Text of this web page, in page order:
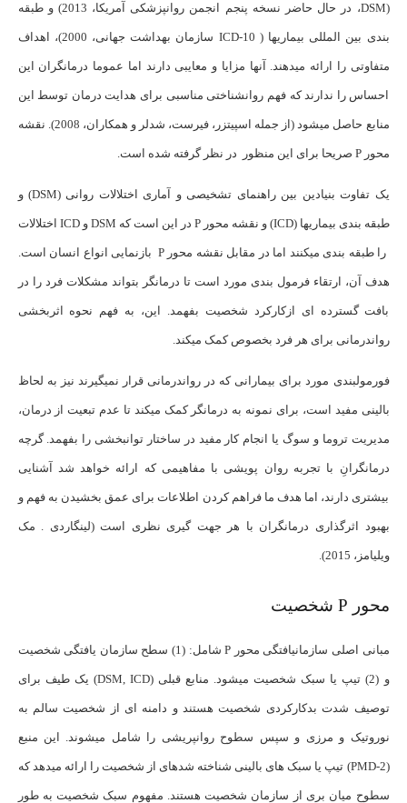
(DSM، در حال حاضر نسخه پنجم انجمن روانپزشکی آمریکا، 2013) و طبقه
بندی بین المللی بیماریها ( ICD-10 سازمان بهداشت جهانی، 2000)، اهداف
متفاوتی را ارائه می­دهند. آنها مزایا و معایبی دارند اما عموما درمانگران این
احساس را ندارند که فهم روانشناختی مناسبی برای هدایت درمان توسط این
منابع حاصل می­شود (از جمله اسپیتزر، فیرست، شدلر و همکاران، 2008). نقشه
محور P صریحا برای این منظور در نظر گرفته شده است.
یک تفاوت بنیادین بین راهنمای تشخیصی و آماری اختلالات روانی (DSM) و
طبقه بندی بیماریها (ICD) و نقشه محور P در این است که DSM و ICD اختلالات
را طبقه بندی می­کنند اما در مقابل نقشه محور P بازنمایی انواع انسان است.
هدف آن، ارتقاء فرمول بندی مورد است تا درمانگر بتواند مشکلات فرد را در
بافت گسترده ای ازکارکرد شخصیت بفهمد. این، به فهم نحوه اثربخشی
رواندرمانی برای هر فرد بخصوص کمک می­کند.
فورمولبندی مورد برای بیمارانی که در رواندرمانی قرار نمی­گیرند نیز به لحاظ
بالینی مفید است، برای نمونه به درمانگر کمک می­کند تا عدم تبعیت از درمان،
مدیریت تروما و سوگ یا انجام کار مفید در ساختار توانبخشی را بفهمد. گرچه
درمانگرانِ با تجربه روان پویشی با مفاهیمی که ارائه خواهد شد آشنایی
بیشتری دارند، اما هدف ما فراهم کردن اطلاعات برای عمق بخشیدن به فهم و
بهبود اثرگذاری درمانگران با هر جهت گیری نظری است (لینگاردی . مک
ویلیامز، 2015).
محور P شخصیت
مبانی اصلی سازمان­یافتگی محور P شامل: (1) سطح سازمان یافتگی شخصیت
و (2) تیپ یا سبک شخصیت می­شود. منابع قبلی (DSM, ICD) یک طیف برای
توصیف شدت بدکارکردی شخصیت هستند و دامنه ای از شخصیت سالم به
نوروتیک و مرزی و سپس سطوح روانپریشی را شامل می­شوند. این منبع
(PMD-2) تیپ یا سبک های بالینی شناخته شده­ای از شخصیت را ارائه می­دهد که
سطوح میان بری از سازمان شخصیت هستند. مفهوم سبک شخصیت به طور